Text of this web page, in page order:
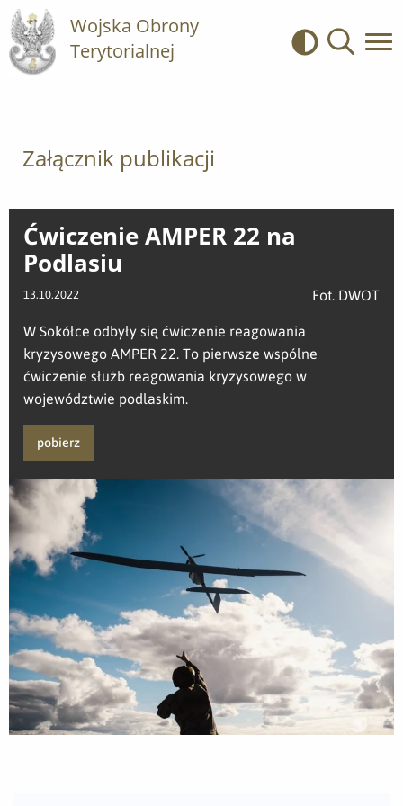
Wojska Obrony
Terytorialnej
Kontrast
Załącznik publikacji
Ćwiczenie AMPER 22 na
Podlasiu
13.10.2022 Fot. DWOT
W Sokółce odbyły się ćwiczenie reagowania
kryzysowego AMPER 22. To pierwsze wspólne
ćwiczenie służb reagowania kryzysowego w
województwie podlaskim.
pobierz